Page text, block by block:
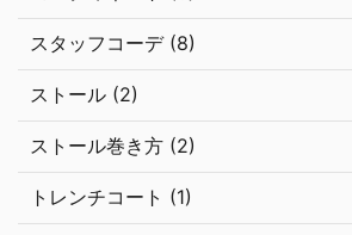
スタッフコーデ (8)
ストール (2)
ストール巻き方 (2)
トレンチコート (1)